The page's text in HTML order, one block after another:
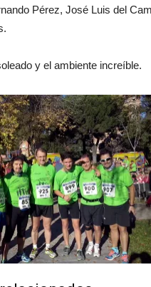
Pérez, José Luis del
y el ambiente increíble.